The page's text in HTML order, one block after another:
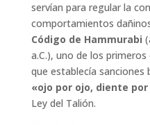
servían para regular la
comportamientos
Código de Hammurabi
a.C.), uno de los
que establecía sanciones
«ojo por ojo, diente
Ley del Talión.